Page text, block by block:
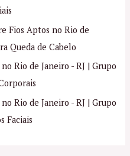
Fios Aptos no Rio de
Queda de Cabelo
Rio de Janeiro - RJ | Grupo
Rio de Janeiro - RJ | Grupo
Faciais